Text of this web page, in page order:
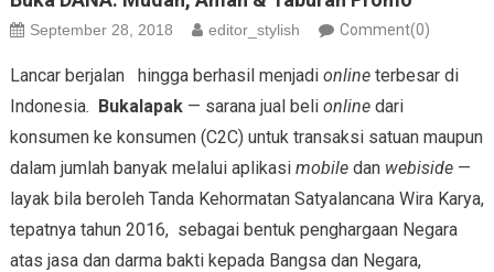
September 28, 2018 editor_stylish Comment(0)
Lancar berjalan hingga berhasil menjadi onlineterbesar di
Indonesia.
Bukalapak— sarana jual beli onlinedari
konsumen ke konsumen (C2C) untuk transaksi satuan maupun
dalam jumlah banyak melalui aplikasi mobile dan webiside—
layak bila beroleh Tanda Kehormatan Satyalancana Wira Karya,
tepatnya tahun 2016, sebagai bentuk penghargaan Negara
atas jasa dan darma bakti kepada Bangsa dan Negara,